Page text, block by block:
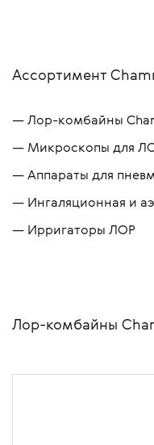
Ассортимент
Лор-комбайны
Микроскопы для
Аппараты для
Ингаляционная и
Ирригаторы ЛОР
Лор-комбайны